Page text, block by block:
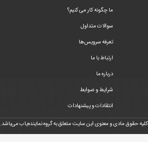
ما چگونه کار می کنیم؟
سوالات متداول
تعرفه سرویس‌ها
ارتباط با ما
درباره ما
شرایط و ضوابط
انتقادات و پیشنهادات
کلیه حقوق مادی و معنوی این سایت متعلق به گروه نماینده‌یاب می‌باشد.